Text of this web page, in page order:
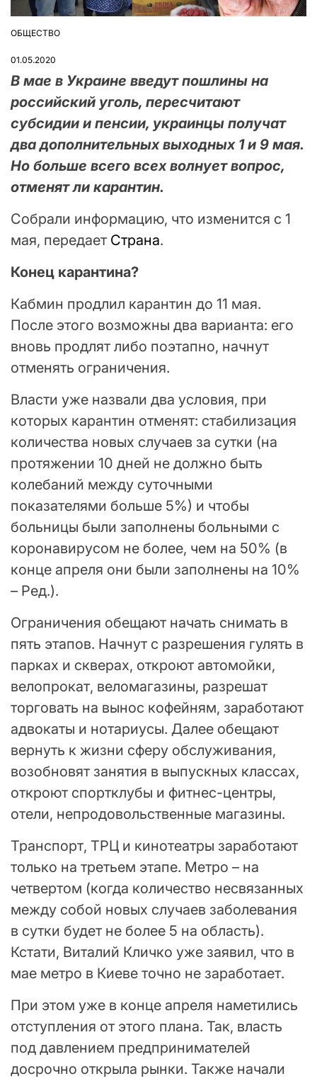
ОПУБЛІКУВАТИ
ОБЩЕСТВО
01.05.2020
В мае в Украине введут пошлины на
российский уголь, пересчитают
субсидии и пенсии, украинцы получат
два дополнительных выходных 1 и 9 мая.
Но больше всего всех волнует вопрос,
отменят ли карантин.
Собрали информацию, что изменится с 1
мая, передает Страна.
Конец карантина?
Кабмин продлил карантин до 11 мая.
После этого возможны два варианта: его
вновь продлят либо поэтапно, начнут
отменять ограничения.
Власти уже назвали два условия, при
которых карантин отменят: стабилизация
количества новых случаев за сутки (на
протяжении 10 дней не должно быть
колебаний между суточными
показателями больше 5%) и чтобы
больницы были заполнены больными с
коронавирусом не более, чем на 50% (в
конце апреля они были заполнены на 10%
– Ред.).
Ограничения обещают начать снимать в
пять этапов. Начнут с разрешения гулять в
парках и скверах, откроют автомойки,
велопрокат, веломагазины, разрешат
торговать на вынос кофейням, заработают
адвокаты и нотариусы. Далее обещают
вернуть к жизни сферу обслуживания,
возобновят занятия в выпускных классах,
откроют спортклубы и фитнес-центры,
отели, непродовольственные магазины.
Транспорт, ТРЦ и кинотеатры заработают
только на третьем этапе. Метро – на
четвертом (когда количество несвязанных
между собой новых случаев заболевания
в сутки будет не более 5 на область).
Кстати, Виталий Кличко уже заявил, что в
мае метро в Киеве точно не заработает.
При этом уже в конце апреля наметились
отступления от этого плана. Так, власть
под давлением предпринимателей
досрочно открыла рынки. Также начали